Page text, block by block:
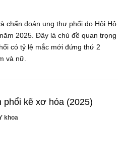
chẩn đoán ung thư phổi do Hội Hô
2025. Đây là chủ đề quan trọng
có tỷ lệ mắc mới đứng thứ 2
và nữ.
phổi kẽ xơ hóa (2025)
khoa